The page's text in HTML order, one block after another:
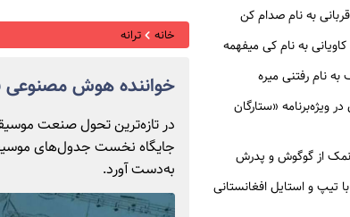
خانه ترانه
خواننده هوش
در تازه‌ترین تحول صنعت
جایگاه نخست جدول‌های
به‌دست آورد.
به نام صدام کن
به نام کی میفهمه
نام رفتنی میره
ویژه‌برنامه «ستارگان
از گوگوش و پدرش
تیپ و استایل افغانستانی